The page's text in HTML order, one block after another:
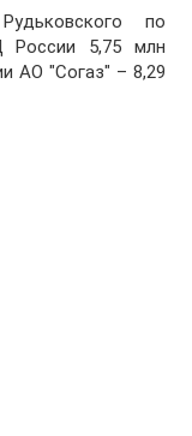
по
России 5,75 млн
АО "Согаз" – 8,29